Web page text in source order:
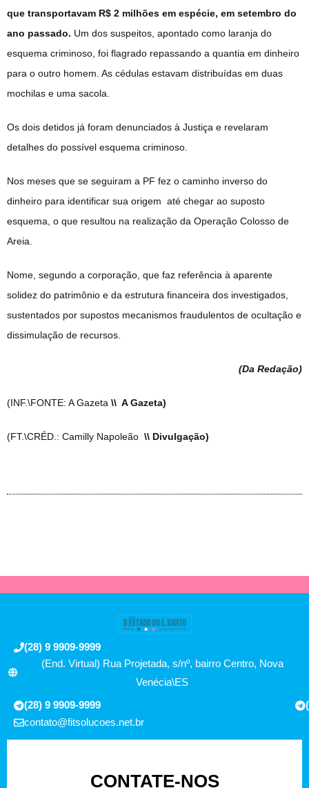
que transportavam R$ 2 milhões em espécie, em setembro do
ano passado. Um dos suspeitos, apontado como laranja do
esquema criminoso, foi flagrado repassando a quantia em dinheiro
para o outro homem. As cédulas estavam distribuídas em duas
mochilas e uma sacola.
Os dois detidos já foram denunciados à Justiça e revelaram
detalhes do possível esquema criminoso.
Nos meses que se seguiram a PF fez o caminho inverso do
dinheiro para identificar sua origem até chegar ao suposto
esquema, o que resultou na realização da Operação Colosso de
Areia.
Nome, segundo a corporação, que faz referência à aparente
solidez do patrimônio e da estrutura financeira dos investigados,
sustentados por supostos mecanismos fraudulentos de ocultação e
dissimulação de recursos.
(Da Redação)
(INF.\FONTE: A Gazeta \\ A Gazeta)
(FT.\CRÉD.: Camilly Napoleão \\ Divulgação)
(28) 9 9909-9999
(End. Virtual) Rua Projetada, s/nº, bairro Centro, Nova
Venécia\ES
(28) 9 9909-9999
contato@fitsolucoes.net.br
CONTATE-NOS